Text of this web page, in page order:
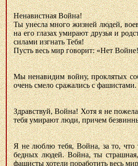
Ненавистная Война!
Ты унесла много жизней людей,
на его глазах умирают друзья и
силами изгнать Тебя!
Пусть весь мир говорит: «Нет
Мы ненавидим войну, проклятых
очень смело сражались с фашистами.
Здравствуй, Война! Хотя я не
тебя умирают люди, причем
Я не люблю тебя, Война, за то, что
бедных людей. Война, ты
фашисты хотели поработить весь